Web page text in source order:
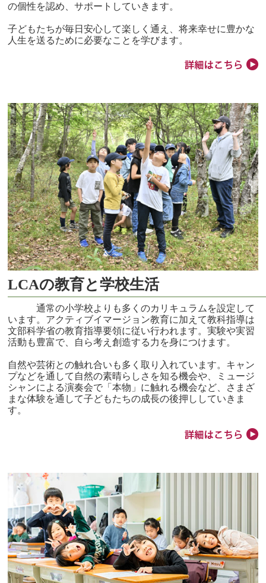
の個性を認め、サポートしていきます。
子どもたちが毎日安心して楽しく通え、将来幸せに豊かな
人生を送るために必要なことを学びます。
LCAの教育と学校生活
通常の小学校よりも多くのカリキュラムを設定して
います。アクティブイマージョン教育に加えて教科指導は
文部科学省の教育指導要領に従い行われます。実験や実習
活動も豊富で、自ら考え創造する力を身につけます。
自然や芸術との触れ合いも多く取り入れています。キャン
プなどを通して自然の素晴らしさを知る機会や、ミュージ
シャンによる演奏会で「本物」に触れる機会など、さまざ
まな体験を通して子どもたちの成長の後押ししていきま
す。